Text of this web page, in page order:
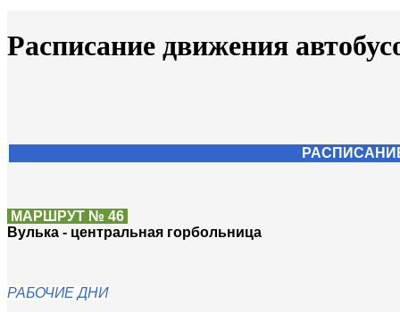
Расписание движения
МАРШРУТ № 46
Вулька - центральная горбольница
РАБОЧИЕ ДНИ